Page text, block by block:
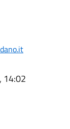
14:02